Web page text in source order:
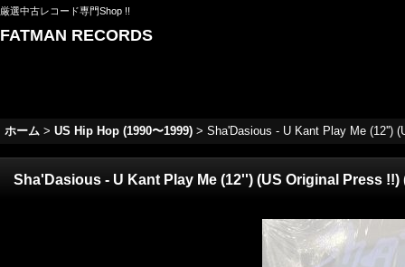
厳選中古レコード専門Shop !!
FATMAN RECORDS
ホーム > US Hip Hop (1990〜1999) > Sha'Dasious - U Kant Play Me (12'')
Sha'Dasious - U Kant Play Me (12'') (US Original Press !!)